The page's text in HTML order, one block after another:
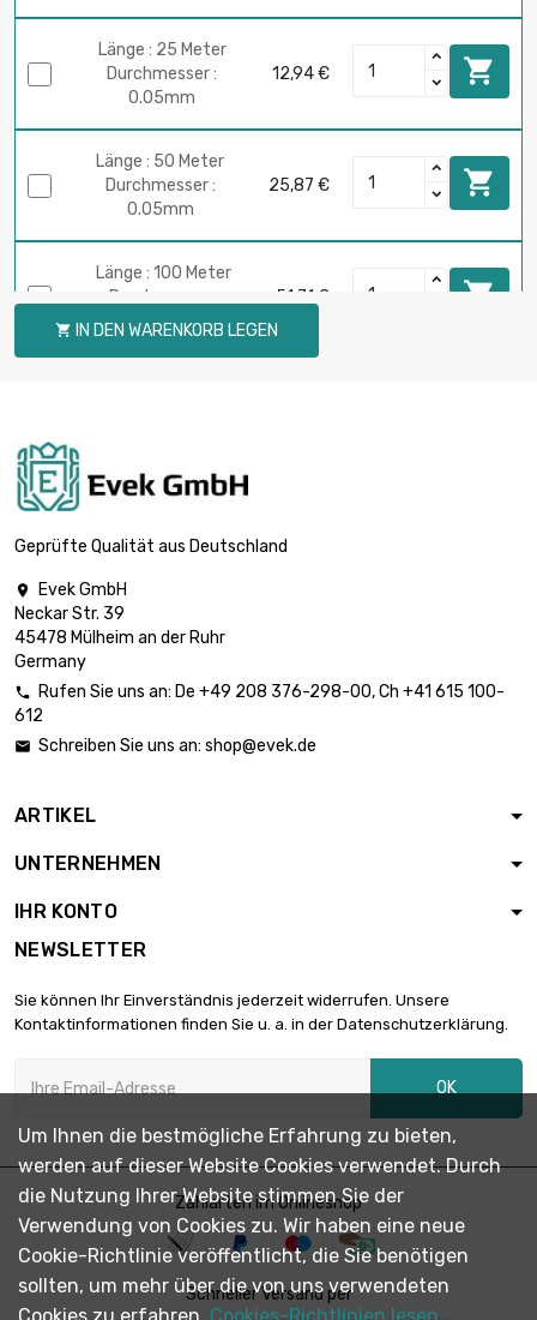
Länge : 25 Meter
Durchmesser :
0.05mm
12,94 € 
Länge : 50 Meter
Durchmesser :
0.05mm
25,87 € 
Länge : 100 Meter
Durchmesser :
0.05mm
51,71 € 
Länge : 500 Meter
0.05mm
Länge : 1 Meter
Durchmesser : 0.1mm
Durchmesser : 0.1mm
5,90 €
Durchmesser : 0.1mm
Länge : 10 Meter
Durchmesser : 0.1mm
Länge : 50 Meter
Durchmesser : 0.1mm
6,90 €
Länge : 100 Meter
Durchmesser : 0.1mm
13,79 €
 IN DEN WARENKORB LEGEN
Geprüfte Qualität aus Deutschland

Evek GmbH
Neckar Str. 39
45478 Mülheim an der Ruhr
Germany
 Rufen Sie uns an: De +49 208 376-298-00, Ch +41 615 100-
612
 Schreiben Sie uns an: shop@evek.de
ARTIKEL
UNTERNEHMEN
IHR KONTO
NEWSLETTER
Sie können Ihr Einverständnis jederzeit widerrufen. Unsere
Kontaktinformationen finden Sie u. a. in der Datenschutzerklärung.
OK
Zahlarten im Onlineshop
Schneller Versand per
Um Ihnen die bestmögliche Erfahrung zu bieten,
werden auf dieser Website Cookies verwendet. Durch
die Nutzung Ihrer Website stimmen Sie der
Verwendung von Cookies zu. Wir haben eine neue
Cookie-Richtlinie veröffentlicht, die Sie benötigen
sollten, um mehr über die von uns verwendeten